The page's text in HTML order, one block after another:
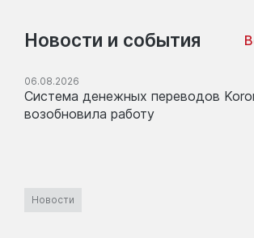
Новости и события
06.08.2026
Система денежных переводов
возобновила работу
Новости